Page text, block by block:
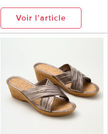
Voir l’article